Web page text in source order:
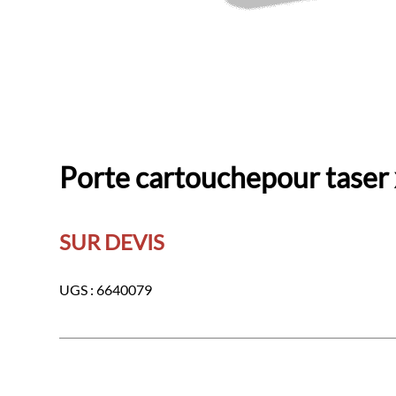
Porte cartouchepour
SUR DEVIS
UGS :6640079